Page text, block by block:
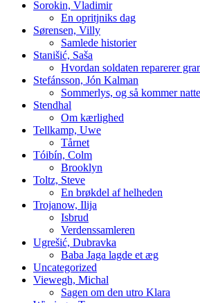
Sorokin, Vladimir
En opritjniks dag
Sørensen, Villy
Samlede historier
Stanišić, Saša
Hvordan soldaten reparerer
Stefánsson, Jón Kalman
Sommerlys, og så kommer
Stendhal
Om kærlighed
Tellkamp, Uwe
Tårnet
Tóibín, Colm
Brooklyn
Toltz, Steve
En brøkdel af helheden
Trojanow, Ilija
Isbrud
Verdenssamleren
Ugrešić, Dubravka
Baba Jaga lagde et æg
Uncategorized
Viewegh, Michal
Sagen om den utro Klara